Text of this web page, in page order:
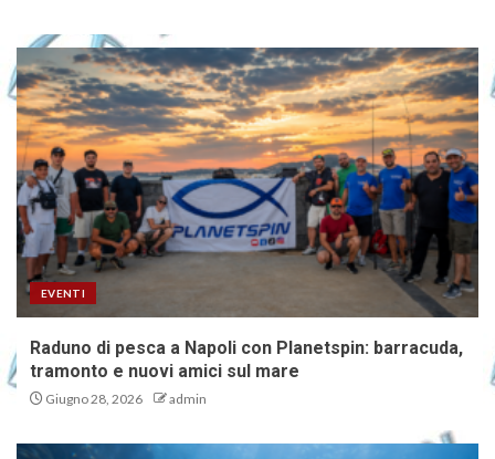
EVENTI
Raduno di pesca a Napoli con Planetspin: barracuda,
tramonto e nuovi amici sul mare
Giugno 28, 2026 admin